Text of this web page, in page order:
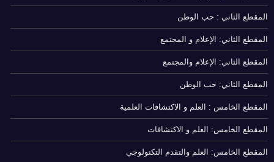
المقطع الثاني : حب الوطن
المقطع الثاني: الإعلام و المجتمع
المقطع الثاني: الإعلام والمجتمع
المقطع الثاني: حب الوطن
المقطع الخامس : العلم و الاكتشافات العلمية
المقطع الخامس: العلم و الاكتشافات
المقطع الخامس: العلم والتقدم التكنولوجي